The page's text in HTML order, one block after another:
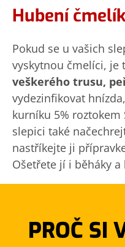
Hubení
Pokud se u vašich
vyskytnou čmelíci, je
veškerého trusu,
vydezinfikovat
kurníku 5% roztokem
slepici také
nastříkejte ji
Ošetřete jí i běháky a
PROČ SI